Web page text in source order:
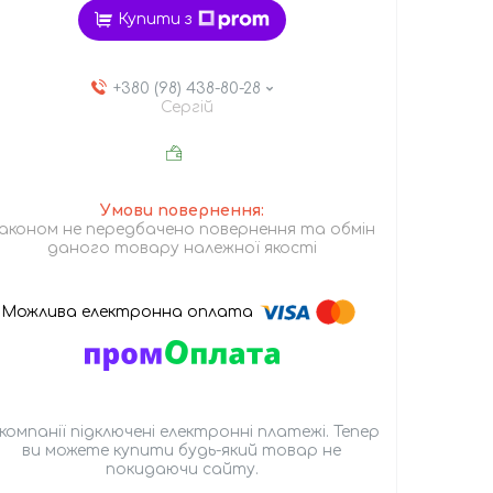
Купити з
+380 (98) 438-80-28
Сергій
не передбачено повернення та обмін
даного товару належної якості
підключені електронні платежі. Тепер
ви можете купити будь-який товар не
покидаючи сайту.